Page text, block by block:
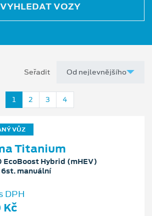
VYHLEDAT VOZY
Seřadit
1 2 3 4
VŮZ
Titanium
EcoBoost Hybrid (mHEV)
manuální
DPH